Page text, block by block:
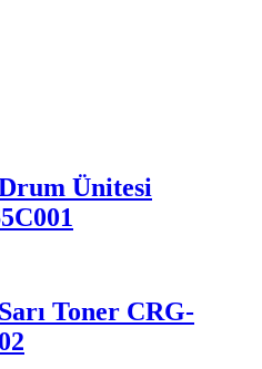
Ünitesi
Toner CRG-